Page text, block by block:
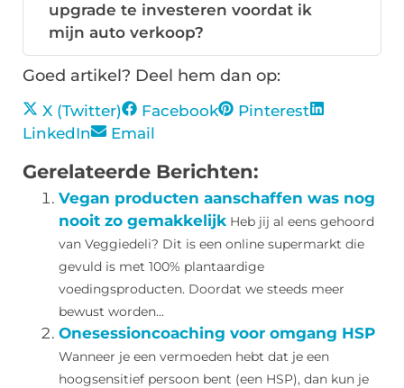
upgrade te investeren voordat ik
mijn auto verkoop?
Goed artikel? Deel hem dan op:
X (Twitter) Facebook
Pinterest
LinkedIn
Email
Gerelateerde Berichten:
Vegan producten aanschaffen was nog
nooit zo gemakkelijk Heb jij al eens gehoord
van Veggiedeli? Dit is een online supermarkt die
gevuld is met 100% plantaardige
voedingsproducten. Doordat we steeds meer
bewust worden...
Onesessioncoaching voor omgang HSP
Wanneer je een vermoeden hebt dat je een
hoogsensitief persoon bent (een HSP), dan kun je